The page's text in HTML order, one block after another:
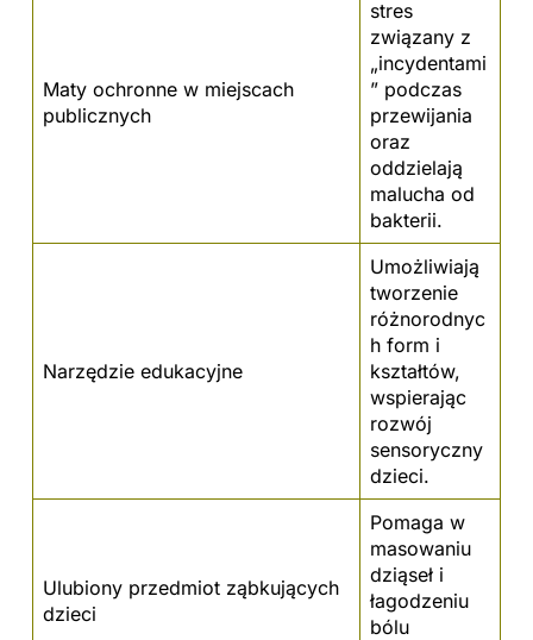
Maty ochronne w miejscach
publicznych
stres
związany z
„incydentami
” podczas
przewijania
oraz
oddzielają
malucha od
bakterii.
Narzędzie edukacyjne
Umożliwiają
tworzenie
różnorodnyc
h form i
kształtów,
wspierając
rozwój
sensoryczny
dzieci.
Ulubiony przedmiot ząbkujących
dzieci
Pomaga w
masowaniu
dziąseł i
łagodzeniu
bólu